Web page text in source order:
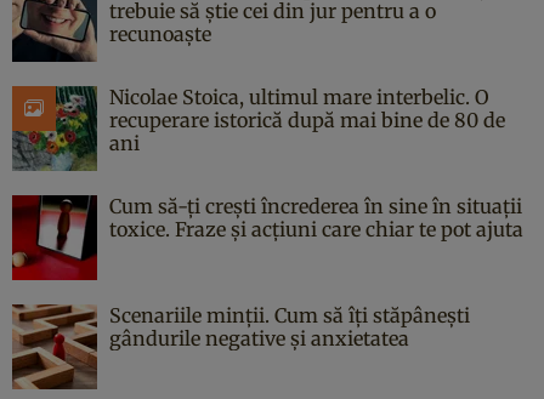
trebuie să știe cei din jur pentru a o
recunoaște
Nicolae Stoica, ultimul mare interbelic. O
recuperare istorică după mai bine de 80 de
ani
Cum să-ți crești încrederea în sine în situații
toxice. Fraze și acțiuni care chiar te pot ajuta
Scenariile minții. Cum să îți stăpânești
gândurile negative și anxietatea